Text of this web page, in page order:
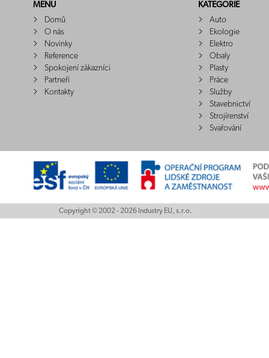
MENU
Domů
O nás
Novinky
Reference
Spokojení zákazníci
Partneři
Kontakty
KATEGORIE
Auto
Ekologie
Elektro
Obaly
Plasty
Práce
Služby
Stavebnictví
Strojírenství
Svařování
Copyright © 2002 - 2026 Industry EU, s.r.o.